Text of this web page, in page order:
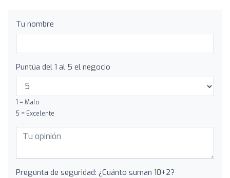
Tu nombre
Puntúa del 1 al 5 el negocio
1 = Malo
5 = Excelente
Pregunta de seguridad: ¿Cuánto suman 10+2?